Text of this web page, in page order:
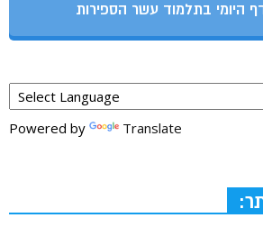
היומי בתלמוד עשר הספירות
Powered by Translate